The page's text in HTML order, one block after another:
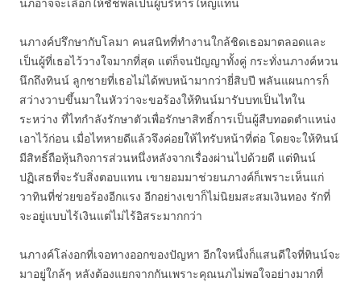
นภางค์ปรึกษากับโลมา คนสนิทที่ทำงานใกล้ชิดเธอมาตลอดและ
เป็นผู้ที่เธอไว้วางใจมากที่สุด แต่ก็จนปัญญาทั้งคู่ กระทั่งนภางค์หวน
นึกถึงทินน์ ลูกชายที่เธอไม่ได้พบหน้ามากว่ายี่สิบปี พลันแผนการก็
สว่างวาบขึ้นมาในหัวว่าจะขอร้องให้ทินน์มารับบทเป็นไทใน
ระหว่าง ที่ไทกำลังรักษาตัวเพื่อรักษาสิทธิ์การเป็นผู้สืบทอดตำแหน่ง
เอาไว้ก่อน เมื่อไทหายดีแล้วจึงค่อยให้ไทรับหน้าที่ต่อ โดยจะให้ทินน์
มีสิทธิ์ถือหุ้นกิจการส่วนหนึ่งหลังจากเรื่องผ่านไปด้วยดี แต่ทินน์
ปฏิเสธที่จะรับสิ่งตอบแทน เขายอมมาช่วยนภางค์ก็เพราะเห็นแก่
วาทินที่ช่วยขอร้องอีกแรง อีกอย่างเขาก็ไม่นิยมสะสมเงินทอง รักที่
จะอยู่แบบไร้เงินแต่ไม่ไร้อิสระมากกว่า
นภางค์โล่งอกที่เจอทางออกของปัญหา อีกใจหนึ่งก็แสนดีใจที่ทินน์จะ
มาอยู่ใกล้ๆ หลังต้องแยกจากกันเพราะคุณนภไม่พอใจอย่างมากที่